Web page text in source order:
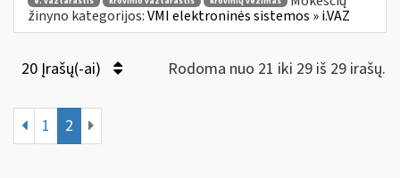
žinyno kategorijos:VMI elektroninės sistemos » i.VAZ
20 Įrašų(-ai) Rodoma nuo 21 iki 29 iš 29 irašų.
1 2